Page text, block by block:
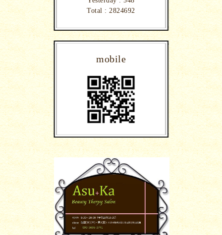
Total :2824692
mobile